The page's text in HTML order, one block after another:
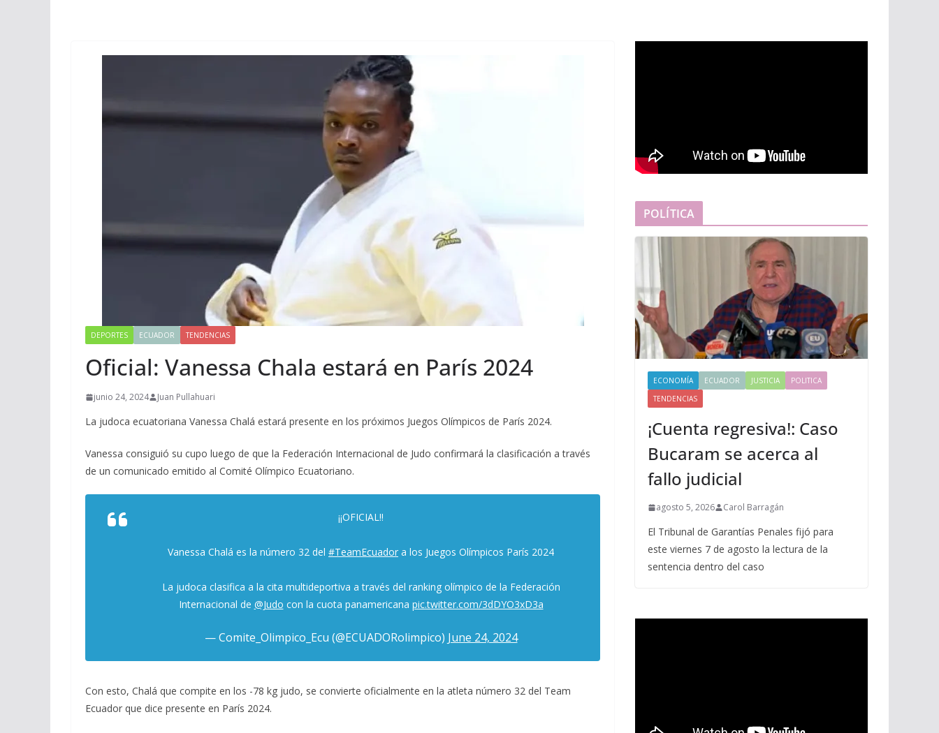
DEPORTES ECUADOR TENDENCIAS
Oficial: Vanessa Chala estará en París 2024
junio 24, 2024 Juan Pullahuari
La judoca ecuatoriana Vanessa Chalá estará presente en los próximos Juegos Olímpicos de París 2024.
Vanessa consiguió su cupo luego de que la Federación Internacional de Judo confirmará la clasificación a través
de un comunicado emitido al Comité Olímpico Ecuatoriano.
¡¡OFICIAL!!
Vanessa Chalá es la número 32 del #TeamEcuador a los Juegos Olímpicos París 2024
La judoca clasifica a la cita multideportiva a través del ranking olímpico de la Federación
Internacional de @Judo con la cuota panamericana pic.twitter.com/3dDYO3xD3a
— Comite_Olimpico_Ecu (@ECUADORolimpico) June 24, 2024
Con esto, Chalá que compite en los -78 kg judo, se convierte oficialmente en la atleta número 32 del Team
Ecuador que dice presente en París 2024.
POLÍTICA
ECONOMÍA ECUADOR JUSTICIA
POLITICA
TENDENCIAS
¡Cuenta regresiva!: Caso
Bucaram se acerca al
fallo judicial
agosto 5, 2026 Carol Barragán
El Tribunal de Garantías Penales fijó para
este viernes 7 de agosto la lectura de la
sentencia dentro del caso